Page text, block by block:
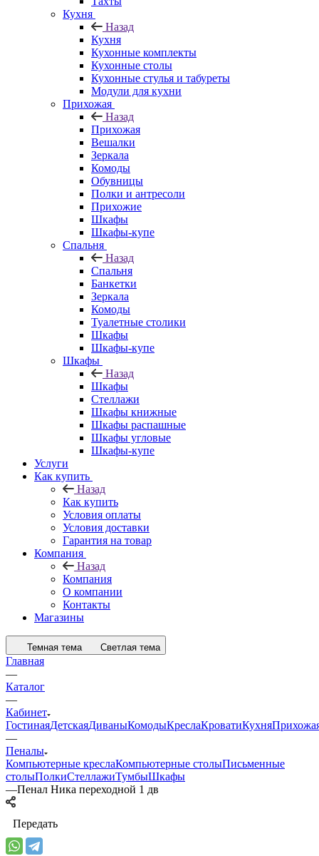
Кухня
Назад
Кухня
Кухонные комплекты
Кухонные столы
Кухонные стулья и табуреты
Модули для кухни
Прихожая
Назад
Прихожая
Вешалки
Зеркала
Комоды
Обувницы
Полки и антресоли
Прихожие
Шкафы
Шкафы-купе
Спальня
Назад
Спальня
Банкетки
Зеркала
Комоды
Туалетные столики
Шкафы
Шкафы-купе
Шкафы
Назад
Шкафы
Стеллажи
Шкафы книжные
Шкафы распашные
Шкафы угловые
Шкафы-купе
Услуги
Как купить
Назад
Как купить
Условия оплаты
Условия доставки
Гарантия на товар
Компания
Назад
Компания
О компании
Контакты
Магазины
Темная тема Светлая тема
Главная
—
Каталог
—
Кабинет
ГостинаяДетскаяДиваныКомодыКреслаКроватиКухня
—
Пеналы
Компьютерные креслаКомпьютерные столыПисьменные
столыПолкиСтеллажиТумбыШкафы
—Пенал Ника переходной 1 дв
Передать